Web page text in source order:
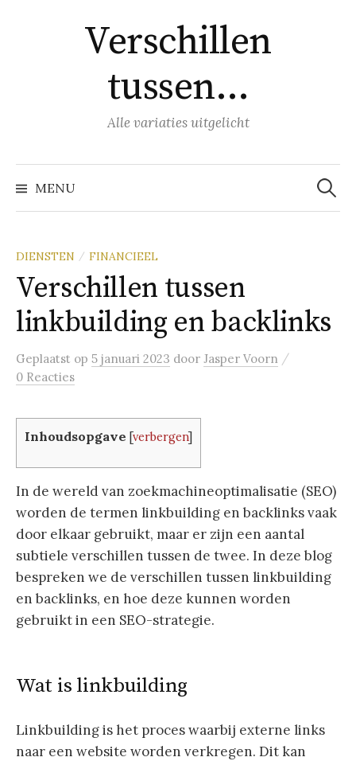
Verschillen
tussen…
Alle variaties uitgelicht
MENU
Zoeken
naar:
DIENSTEN / FINANCIEEL
Verschillen tussen
linkbuilding en backlinks
Geplaatst op 5 januari 2023 door Jasper Voorn /
0 Reacties
Inhoudsopgave [verbergen]
In de wereld van zoekmachineoptimalisatie (SEO)
worden de termen linkbuilding en backlinks vaak
door elkaar gebruikt, maar er zijn een aantal
subtiele verschillen tussen de twee. In deze blog
bespreken we de verschillen tussen linkbuilding
en backlinks, en hoe deze kunnen worden
gebruikt in een SEO-strategie.
Wat is linkbuilding
Linkbuilding is het proces waarbij externe links
naar een website worden verkregen. Dit kan